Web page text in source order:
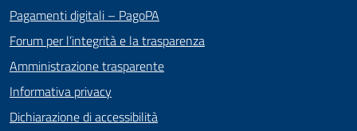
Pagamenti digitali – PagoPA
Forum per l’integrità e la trasparenza
Amministrazione trasparente
Informativa privacy
Dichiarazione di accessibilità